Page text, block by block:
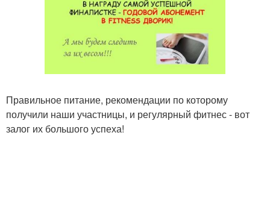
Правильное питание, рекомендации по которому
получили наши участницы, и регулярный фитнес - вот
залог их большого успеха!